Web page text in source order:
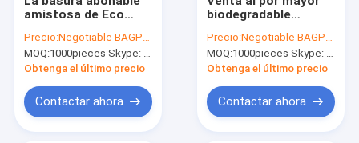
amistosa de Eco
bolsos de basura
biodegradables del
100% hechos de la
basura
biodegradables de
Precio:Negotiable BAGPLASTICS@YAHOO.COM
MOQ:1000pieces Skype: mydearneil
Obtenga el último precio
Contactar ahora
biodegradable
de plástico de la
basura respetuosa
del medio ambiente,
plástico abonable
biodegradable barato
Precio:Negotiable BAGPLASTICS@YAHOO.COM
MOQ:1000pieces Skype: mydearneil
Obtenga el último precio
Contactar ahora